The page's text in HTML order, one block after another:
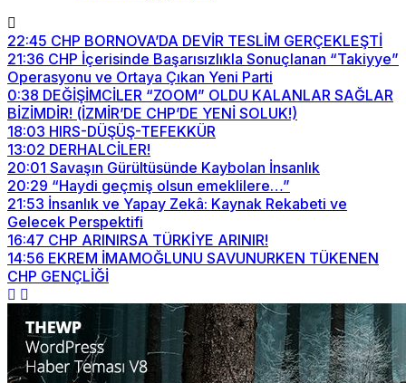
22:45 CHP BORNOVA’DA DEVİR TESLİM GERÇEKLEŞTİ
21:36 CHP İçerisinde Başarısızlıkla Sonuçlanan “Takiyye”
Operasyonu ve Ortaya Çıkan Yeni Parti
0:38 DEĞİŞİMCİLER “ZOOM” OLDU KALANLAR SAĞLAR
BİZİMDİR! (İZMİR’DE CHP’DE YENİ SOLUK!)
18:03 HIRS-DÜŞÜŞ-TEFEKKÜR
13:02 DERHALCİLER!
20:01 Savaşın Gürültüsünde Kaybolan İnsanlık
20:29 “Haydi geçmiş olsun emeklilere…”
21:53 İnsanlık ve Yapay Zekâ: Kaynak Rekabeti ve
Gelecek Perspektifi
16:47 CHP ARINIRSA TÜRKİYE ARINIR!
14:56 EKREM İMAMOĞLUNU SAVUNURKEN TÜKENEN
CHP GENÇLİĞİ